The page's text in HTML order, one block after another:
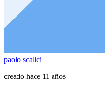
paolo scalici
creado hace 11 años